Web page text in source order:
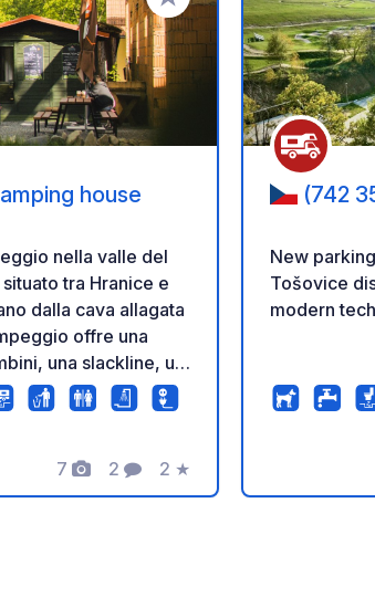
Aggiungi ai tuoi preferiti
house
nella valle del
tra Hranice e
dalla cava allagata
offre una
una slackline, un
e una piccola
fornello, doccia e
di bevande e
7
Foto
2
Commenti
2
Valutazione
★
(742
New
Tošovice
modern